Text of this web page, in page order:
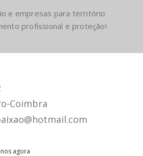
e empresas para território
profissional e proteção!
Coimbra
agora